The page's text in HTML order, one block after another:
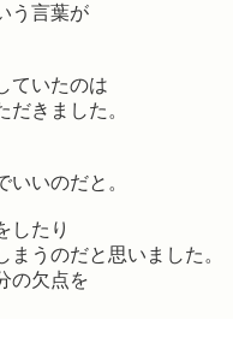
う言葉が
ていたのは
きました。
いのだと。
したり
うのだと思いました。
の欠点を